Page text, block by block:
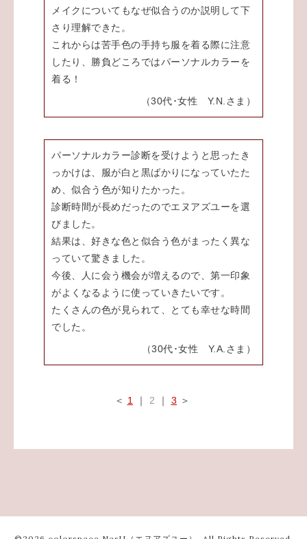
メイクについてもなぜ似合うのか説明して下
さり理解できた。
これからは苦手色の手持ち服を着る際に注意
したり、勝負どころではパーソナルカラーを
着る！
（30代･女性 Y.N.さま）
パーソナルカラー診断を受けようと思ったき
っかけは、服が白と黒ばかりになっていたた
め、似合う色が知りたかった。
診断時間が長めだったのでエヌアズユーを選
びました。
結果は、好きな色と似合う色がまったく異な
っていて驚きました。
今後、人に会う機会が増えるので、第一印象
がよくなるように使っていきたいです。
たくさんの色が見られて、とても幸せな時間
でした。
（30代･女性 Y.A.さま）
＜ 1 ｜ 2 ｜ 3 ＞